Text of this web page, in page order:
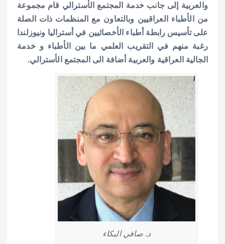
والعربية إلى جانب خدمة المجتمع الأسترالي قام مجموعة
من الأطباء العراقيين وبالتعاون مع المنظمات ذات الصلة
على تأسيس رابطة أطباء الأخصائيين في أستراليا ونيوزلندا
رغبة منهم في التقريب العلمي ما بين الأطباء و خدمة
الجالية العراقية والعربية أضافة الى المجتمع الأسترالي.
د. صافي البكاء